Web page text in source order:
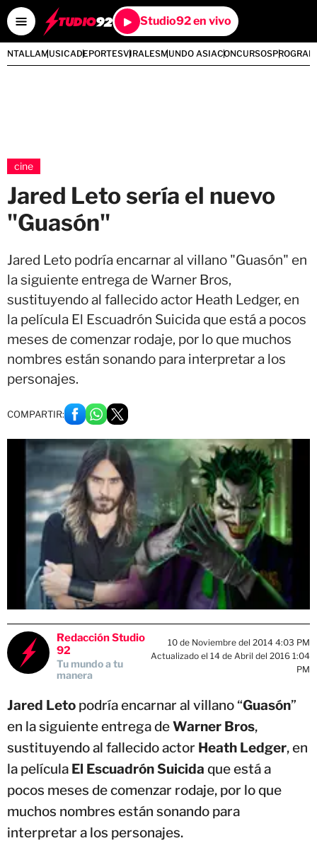
Studio92 en vivo
MUSICADEPORTESVIRALESMUNDO ASIACONCURSOS
cine
Jared Leto sería el nuevo
"Guasón"
Jared Leto podría encarnar al villano "Guasón" en
la siguiente entrega de Warner Bros,
sustituyendo al fallecido actor Heath Ledger, en
la película El Escuadrón Suicida que está a pocos
meses de comenzar rodaje, por lo que muchos
nombres están sonando para interpretar a los
personajes.
COMPARTIR:
Redacción Studio
92
Tu mundo a tu
manera
10 de Noviembre del 2014 4:03 PM
Actualizado el 14 de Abril del 2016 1:04
PM
Jared Leto podría encarnar al villano “Guasón”
en la siguiente entrega deWarner Bros,
sustituyendo al fallecido actor Heath Ledger, en
la película El Escuadrón Suicida que está a
pocos meses de comenzar rodaje, por lo que
muchos nombres están sonando para
interpretar a los personajes.